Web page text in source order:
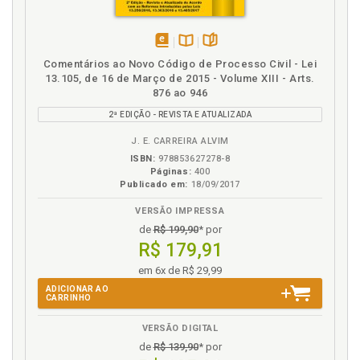
Petição. Requisitos da petição recursal, p. 25
Prática. Recurso especial. Contrarrazões do recurso
Prática. Recurso especial. Decisão de intimação para
Prática. Recurso especial. Decisão sobre juízo de
admissibilidade, p. 177
Prática. Recurso especial. Petição de recurso
Prática. Recurso especial. Razões do recurso
especial, p. 161
Prática. Recurso extraordinário. Contrarrazões do
recurso extraordinário, p. 201
Prática. Recurso extraordinário. Decisão de
intimação para resposta, p. 199
disponível
eBook
Disponível
na
B.V.
páginas
Comentários ao Novo Código de Processo Civil - Lei
13.105, de 16 de Março de 2015 - Volume XIII - Arts.
876 ao 946
2ª EDIÇÃO - REVISTA E ATUALIZADA
J. E. CARREIRA ALVIM
ISBN: 978853627278-8
Páginas: 400
Publicado em: 18/09/2017
VERSÃO IMPRESSA
deR$ 199,90* por
R$ 179,91
em 6x de R$ 29,99
ADICIONAR AO
CARRINHO
VERSÃO DIGITAL
deR$ 139,90* por